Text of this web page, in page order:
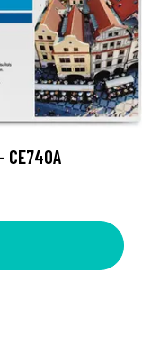
CE740A